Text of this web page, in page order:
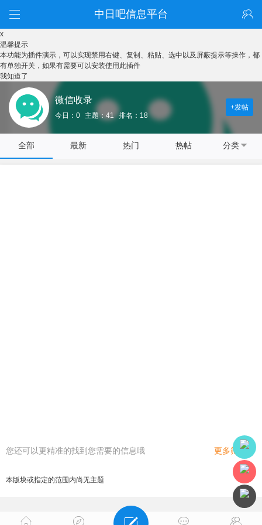
中日吧信息平台
x
温馨提示
本功能为插件演示，可以实现禁用右键、复制、粘贴、选中以及屏蔽提示等操作，都
有单独开关，如果有需要可以安装使用此插件
我知道了
微信收录
今日：0 主题：41 排名：18
+发帖
全部 最新 热门 热帖 分类
您还可以更精准的找到您需要的信息哦 更多筛选
本版块或指定的范围内尚无主题